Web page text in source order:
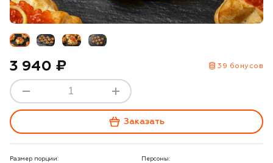
3 940 ₽ 39 бонусов
Заказать
Размер порции: Персоны: